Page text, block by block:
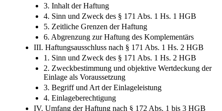
3. Inhalt der Haftung
4. Sinn und Zweck des § 171 Abs. 1 Hs. 1 HGB
5. Zeitliche Grenzen der Haftung
6. Abgrenzung zur Haftung des Komplementärs
III. Haftungsausschluss nach § 171 Abs. 1 Hs. 2 HGB
1. Sinn und Zweck des § 171 Abs. 1 Hs. 2 HGB
2. Zweckbestimmung und objektive Wertdeckung der
Einlage als Voraussetzung
3. Begriff und Art der Einlageleistung
4. Einlageberechtigung
IV. Umfang der Haftung nach § 172 Abs. 1 bis 3 HGB